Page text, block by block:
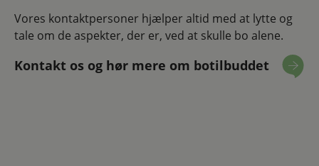
Vores kontaktpersoner hjælper altid med at lytte og
tale om de aspekter, der er, ved at skulle bo alene.
Kontakt os og hør mere om botilbuddet